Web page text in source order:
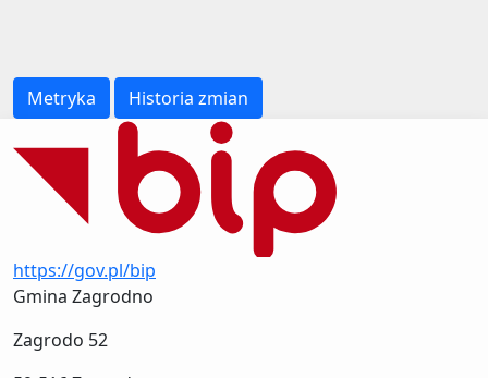
Metryka Historia zmian
https://gov.pl/bip
Gmina Zagrodno
Zagrodo 52